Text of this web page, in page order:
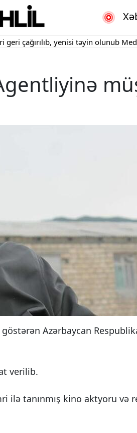
çağırılıb, yenisi təyin olunub Media və
Azərbaycan
verilib.
tanınmış kino aktyoru və